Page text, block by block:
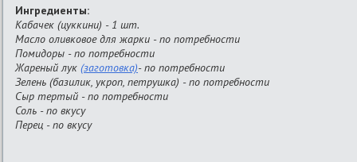
Ингредиенты:
Кабачек (цуккини) - 1 шт.
Масло оливковое для жарки - по потребности
Помидоры - по потребности
Жареный лук (заготовка)- по потребности
Зелень (базилик, укроп, петрушка) - по потребности
Сыр тертый - по потребности
Соль - по вкусу
Перец - по вкусу